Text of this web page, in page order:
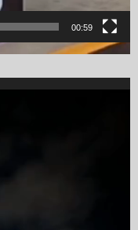
00:59